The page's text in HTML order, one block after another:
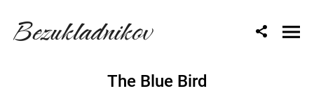
Bezukladnikov
The Blue Bird